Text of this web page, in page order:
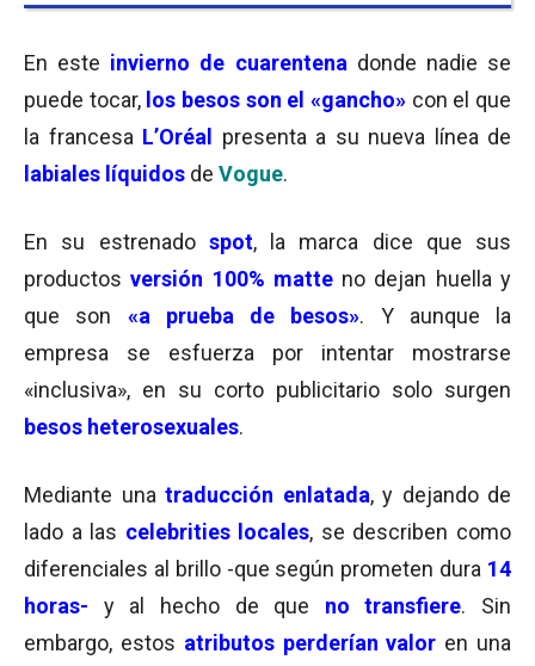
En este invierno de cuarentena donde nadie se
puede tocar, los besos son el «gancho» con el que
la francesa L’Oréal
presenta a su nueva línea de
labiales líquidos de Vogue.
En su estrenado spot, la marca dice que sus
productosversión 100% matteno dejan huella y
que son «a prueba de besos». Y aunque la
empresa se esfuerza por intentar mostrarse
«inclusiva», en su corto publicitario solo surgen
besos heterosexuales.
Mediante una traducción enlatada, y dejando de
lado a las celebrities locales, se describen como
diferenciales al brillo -que según prometen dura 14
horas- y al hecho de que no transfiere. Sin
embargo, estos atributos perderían valor en una